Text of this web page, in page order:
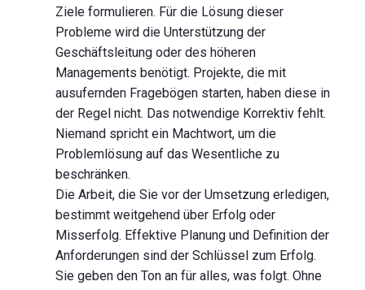
Ziele formulieren. Für die Lösung dieser
Probleme wird die Unterstützung der
Geschäftsleitung oder des höheren
Managements benötigt. Projekte, die mit
ausufernden Fragebögen starten, haben diese in
der Regel nicht. Das notwendige Korrektiv fehlt.
Niemand spricht ein Machtwort, um die
Problemlösung auf das Wesentliche zu
beschränken.
Die Arbeit, die Sie vor der Umsetzung erledigen,
bestimmt weitgehend über Erfolg oder
Misserfolg. Effektive Planung und Definition der
Anforderungen sind der Schlüssel zum Erfolg.
Sie geben den Ton an für alles, was folgt. Ohne